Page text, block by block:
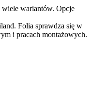
wiele wariantów. Opcje
Folia sprawdza się w
i pracach montażowych.